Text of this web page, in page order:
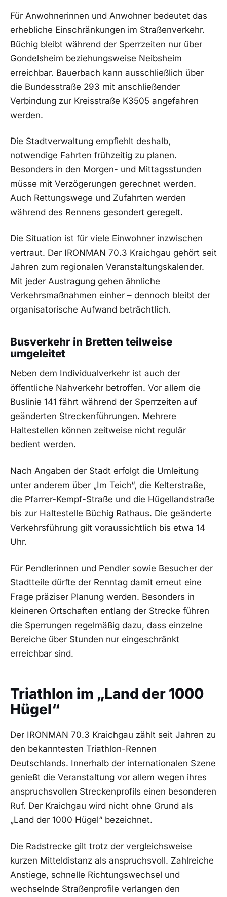
Für Anwohnerinnen und Anwohner bedeutet das
erhebliche Einschränkungen im Straßenverkehr.
Büchig bleibt während der Sperrzeiten nur über
Gondelsheim beziehungsweise Neibsheim
erreichbar. Bauerbach kann ausschließlich über
die Bundesstraße 293 mit anschließender
Verbindung zur Kreisstraße K3505 angefahren
werden.
Die Stadtverwaltung empfiehlt deshalb,
notwendige Fahrten frühzeitig zu planen.
Besonders in den Morgen- und Mittagsstunden
müsse mit Verzögerungen gerechnet werden.
Auch Rettungswege und Zufahrten werden
während des Rennens gesondert geregelt.
Die Situation ist für viele Einwohner inzwischen
vertraut. Der IRONMAN 70.3 Kraichgau gehört seit
Jahren zum regionalen Veranstaltungskalender.
Mit jeder Austragung gehen ähnliche
Verkehrsmaßnahmen einher – dennoch bleibt der
organisatorische Aufwand beträchtlich.
Busverkehr in Bretten teilweise
umgeleitet
Neben dem Individualverkehr ist auch der
öffentliche Nahverkehr betroffen. Vor allem die
Buslinie 141 fährt während der Sperrzeiten auf
geänderten Streckenführungen. Mehrere
Haltestellen können zeitweise nicht regulär
bedient werden.
Nach Angaben der Stadt erfolgt die Umleitung
unter anderem über „Im Teich“, die Kelterstraße,
die Pfarrer-Kempf-Straße und die Hügellandstraße
bis zur Haltestelle Büchig Rathaus. Die geänderte
Verkehrsführung gilt voraussichtlich bis etwa 14
Uhr.
Für Pendlerinnen und Pendler sowie Besucher der
Stadtteile dürfte der Renntag damit erneut eine
Frage präziser Planung werden. Besonders in
kleineren Ortschaften entlang der Strecke führen
die Sperrungen regelmäßig dazu, dass einzelne
Bereiche über Stunden nur eingeschränkt
erreichbar sind.
Triathlon im „Land der 1000
Hügel“
Der IRONMAN 70.3 Kraichgau zählt seit Jahren zu
den bekanntesten Triathlon-Rennen
Deutschlands. Innerhalb der internationalen Szene
genießt die Veranstaltung vor allem wegen ihres
anspruchsvollen Streckenprofils einen besonderen
Ruf. Der Kraichgau wird nicht ohne Grund als
„Land der 1000 Hügel“ bezeichnet.
Die Radstrecke gilt trotz der vergleichsweise
kurzen Mitteldistanz als anspruchsvoll. Zahlreiche
Anstiege, schnelle Richtungswechsel und
wechselnde Straßenprofile verlangen den